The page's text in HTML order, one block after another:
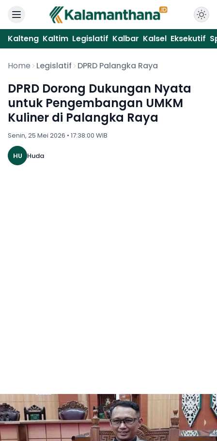
Kalteng Kaltim Legislatif Kalbar Kalsel Eksekutif
Home Legislatif DPRD Palangka Raya
DPRD Dorong Dukungan Nyata
untuk Pengembangan UMKM
Kuliner di Palangka Raya
Senin, 25 Mei 2026 • 17:38:00 WIB
HU Huda